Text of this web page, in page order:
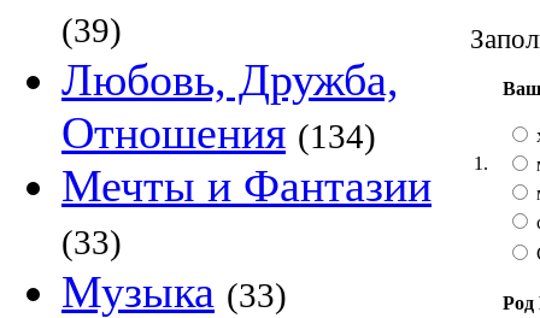
(39)
Любовь, Дружба,
Отношения (134)
Мечты и Фантазии
(33)
Музыка (33)
1.
Род